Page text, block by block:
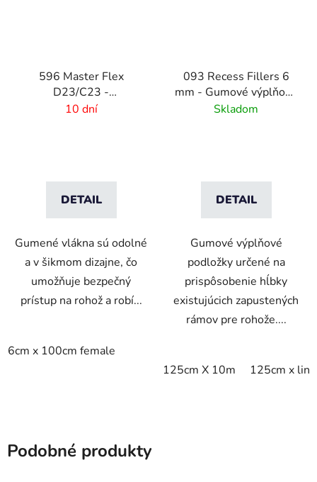
596 Master Flex
D23/C23 -
Bezpečnostné
10 dní
DETAIL
Gumené vlákna sú odolné
a v šikmom dizajne, čo
umožňuje bezpečný
prístup na rohož a robí...
6cm x 100cm female
093 Recess Fillers 6
mm - Gumové výplňové
podložky
Skladom
DETAIL
Gumové výplňové
podložky určené na
prispôsobenie hĺbky
existujúcich zapustených
rámov pre rohože....
125cm X 10m 125cm x
Podobné produkty